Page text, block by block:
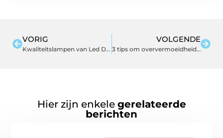
VORIG
Kwaliteitslampen van Led Design Holland
VOLGENDE
3 tips om oververmoeidheid tegen te gaan
Hier zijn enkele gerelateerde
berichten